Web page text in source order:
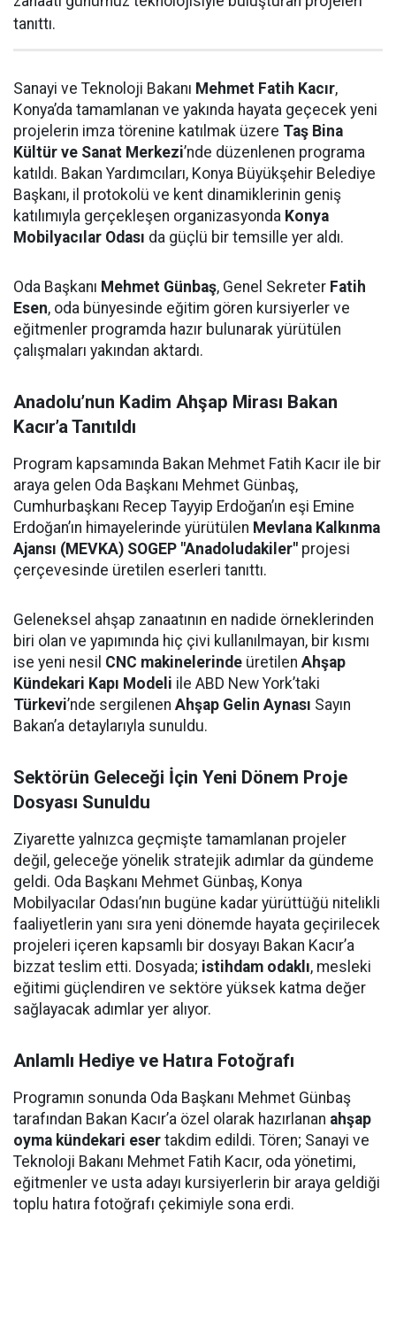
tanıttı.
Sanayi ve Teknoloji Bakanı Mehmet Fatih Kacır,
Konya’da tamamlanan ve yakında hayata geçecek yeni
projelerin imza törenine katılmak üzere Taş Bina
Kültür ve Sanat Merkezi’nde düzenlenen programa
katıldı. Bakan Yardımcıları, Konya Büyükşehir Belediye
Başkanı, il protokolü ve kent dinamiklerinin geniş
katılımıyla gerçekleşen organizasyonda Konya
Mobilyacılar Odası da güçlü bir temsille yer aldı.
Oda Başkanı Mehmet Günbaş, Genel Sekreter Fatih
Esen, oda bünyesinde eğitim gören kursiyerler ve
eğitmenler programda hazır bulunarak yürütülen
çalışmaları yakından aktardı.
Anadolu’nun Kadim Ahşap Mirası Bakan
Kacır’a Tanıtıldı
Program kapsamında Bakan Mehmet Fatih Kacır ile bir
araya gelen Oda Başkanı Mehmet Günbaş,
Cumhurbaşkanı Recep Tayyip Erdoğan’ın eşi Emine
Erdoğan’ın himayelerinde yürütülen Mevlana Kalkınma
Ajansı (MEVKA) SOGEP "Anadoludakiler" projesi
çerçevesinde üretilen eserleri tanıttı.
Geleneksel ahşap zanaatının en nadide örneklerinden
biri olan ve yapımında hiç çivi kullanılmayan, bir kısmı
ise yeni nesil CNC makinelerinde üretilen Ahşap
Kündekari Kapı Modeli ile ABD New York’taki
Türkevi’nde sergilenen Ahşap Gelin Aynası Sayın
Bakan’a detaylarıyla sunuldu.
Sektörün Geleceği İçin Yeni Dönem Proje
Dosyası Sunuldu
Ziyarette yalnızca geçmişte tamamlanan projeler
değil, geleceğe yönelik stratejik adımlar da gündeme
geldi. Oda Başkanı Mehmet Günbaş, Konya
Mobilyacılar Odası’nın bugüne kadar yürüttüğü nitelikli
faaliyetlerin yanı sıra yeni dönemde hayata geçirilecek
projeleri içeren kapsamlı bir dosyayı Bakan Kacır’a
bizzat teslim etti. Dosyada; istihdam odaklı, mesleki
eğitimi güçlendiren ve sektöre yüksek katma değer
sağlayacak adımlar yer alıyor.
Anlamlı Hediye ve Hatıra Fotoğrafı
Programın sonunda Oda Başkanı Mehmet Günbaş
tarafından Bakan Kacır’a özel olarak hazırlanan ahşap
oyma kündekari eser takdim edildi. Tören; Sanayi ve
Teknoloji Bakanı Mehmet Fatih Kacır, oda yönetimi,
eğitmenler ve usta adayı kursiyerlerin bir araya geldiği
toplu hatıra fotoğrafı çekimiyle sona erdi.